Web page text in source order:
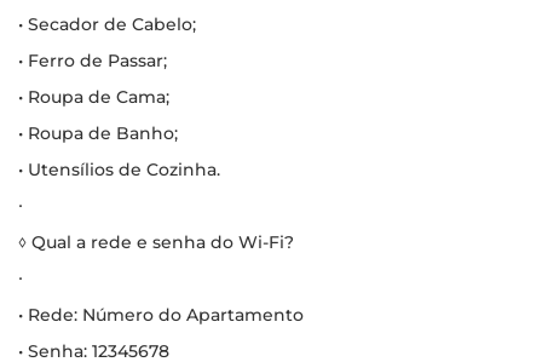
• Secador de Cabelo;
• Ferro de Passar;
• Roupa de Cama;
• Roupa de Banho;
• Utensílios de Cozinha.
∙
◊ Qual a rede e senha do Wi-Fi?
∙
• Rede: Número do Apartamento
• Senha: 12345678